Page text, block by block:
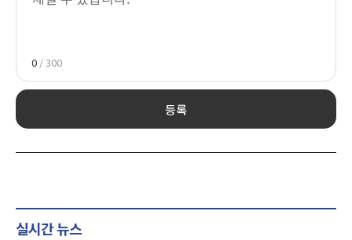
0 / 300
등록
실시간 뉴스